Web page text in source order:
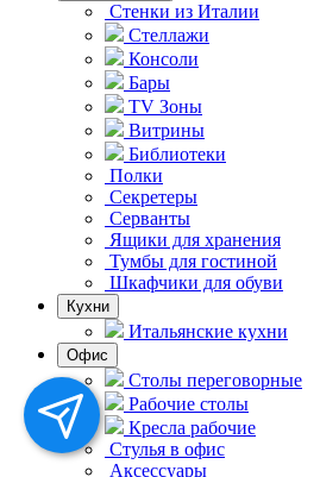
Стенки из Италии
Стеллажи
Консоли
Бары
TV Зоны
Витрины
Библиотеки
Полки
Секретеры
Серванты
Ящики для хранения
Тумбы для гостиной
Шкафчики для обуви
Кухни
Итальянские кухни
Офис
Столы переговорные
Рабочие столы
Кресла рабочие
Стулья в офис
Аксессуары